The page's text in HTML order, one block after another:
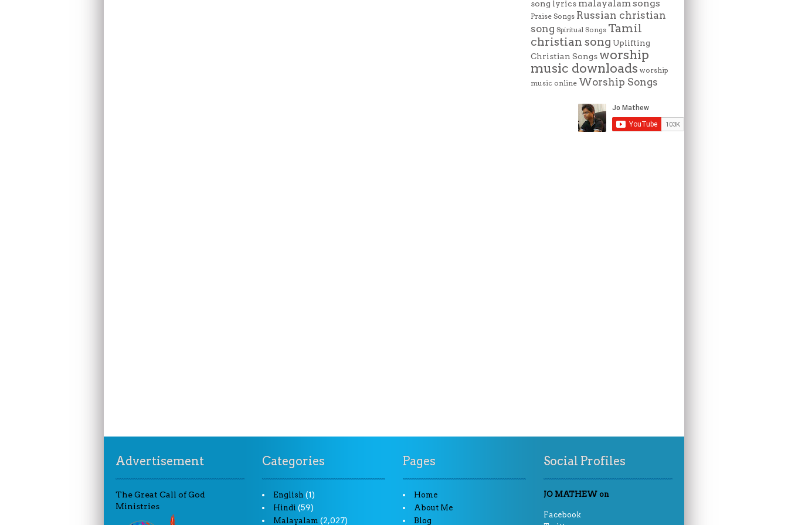
song lyrics malayalam songs
Praise Songs Russian christian
song Spiritual Songs Tamil
christian song Uplifting
Christian Songs worship
music downloads worship
music online Worship Songs
Advertisement
The Great Call of God
Ministries
Categories
English (1)
Hindi (59)
Malayalam (2,027)
Pages
Home
About Me
Blog
Social Profiles
JO MATHEW on
Facebook